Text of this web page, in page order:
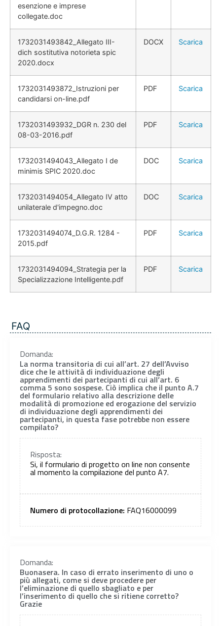
esenzione e imprese
collegate.doc
1732031493842_Allegato III-
dich sostitutiva notorieta spic
2020.docx
DOCX Scarica
1732031493872_Istruzioni per
candidarsi on-line.pdf
PDF Scarica
1732031493932_DGR n. 230 del
08-03-2016.pdf
PDF Scarica
1732031494043_Allegato I de
minimis SPIC 2020.doc
DOC Scarica
1732031494054_Allegato IV atto
unilaterale d'impegno.doc
DOC Scarica
1732031494074_D.G.R. 1284 -
2015.pdf
PDF Scarica
1732031494094_Strategia per la
Specializzazione Intelligente.pdf
PDF Scarica
FAQ
Domanda:
La norma transitoria di cui all’art. 27 dell’Avviso
dice che le attività di individuazione degli
apprendimenti dei partecipanti di cui all’art. 6
comma 5 sono sospese. Ciò implica che il punto A.7
del formulario relativo alla descrizione delle
modalità di promozione ed erogazione del servizio
di individuazione degli apprendimenti dei
partecipanti, in questa fase potrebbe non essere
compilato?
Risposta:
Si, il formulario di progetto on line non consente
al momento la compilazione del punto A7.
Numero di protocollazione: FAQ16000099
Domanda:
Buonasera. In caso di errato inserimento di uno o
più allegati, come si deve procedere per
l’eliminazione di quello sbagliato e per
l’inserimento di quello che si ritiene corretto?
Grazie